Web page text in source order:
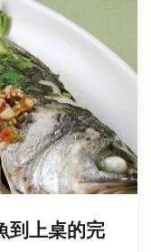
到上桌的完